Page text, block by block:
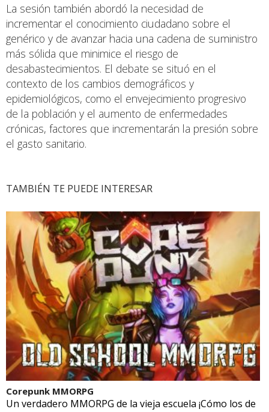
La sesión también abordó la necesidad de
incrementar el conocimiento ciudadano sobre el
genérico y de avanzar hacia una cadena de suministro
más sólida que minimice el riesgo de
desabastecimientos. El debate se situó en el
contexto de los cambios demográficos y
epidemiológicos, como el envejecimiento progresivo
de la población y el aumento de enfermedades
crónicas, factores que incrementarán la presión sobre
el gasto sanitario.
TAMBIÉN TE PUEDE INTERESAR
Corepunk MMORPG
Un verdadero MMORPG de la vieja escuela ¡Cómo los de